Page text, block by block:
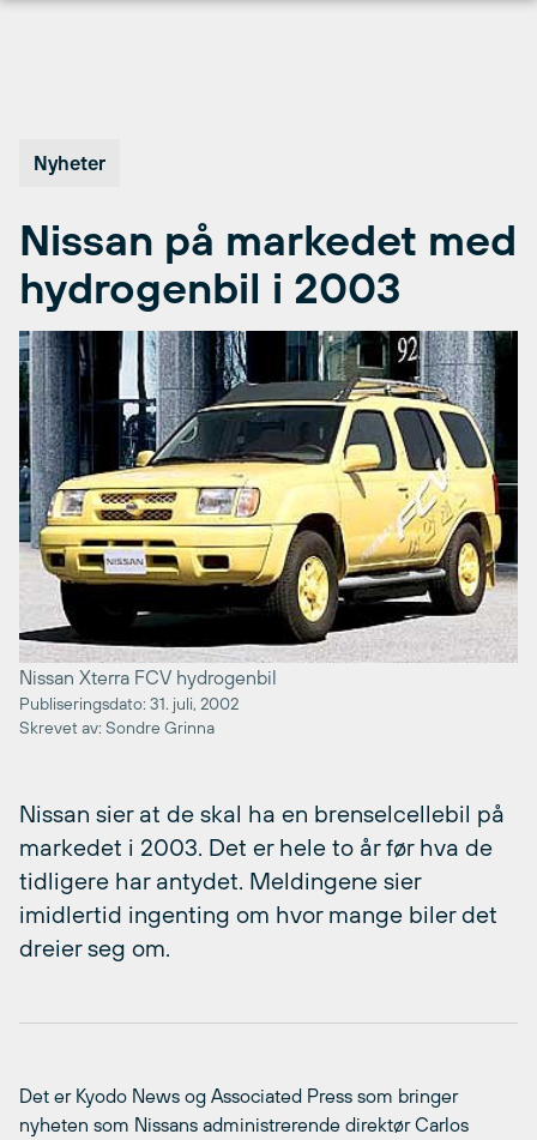
Nyheter
Nissan på markedet med
hydrogenbil i 2003
Nissan Xterra FCV hydrogenbil
Publiseringsdato: 31. juli, 2002
Skrevet av: Sondre Grinna
Nissan sier at de skal ha en brenselcellebil på
markedet i 2003. Det er hele to år før hva de
tidligere har antydet. Meldingene sier
imidlertid ingenting om hvor mange biler det
dreier seg om.
Det er Kyodo News og Associated Press som bringer
nyheten som Nissans administrerende direktør Carlos